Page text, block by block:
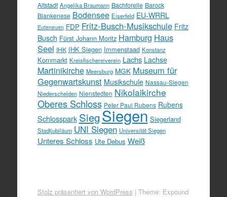
Altstadt Angelika Braumann Bachforelle Barock
Blankenese Bodensee Eiserfeld EU-WRRL
Euteneuen FDP Fritz-Busch-Musikschule Fritz
Busch Fürst Johann Moritz Hamburg Haus
Seel IHK IHK Siegen Immenstaad Konstanz
Kornmarkt Kreisfischereiverein Lachs Lachse
Martinikirche Meersburg MGK Museum für
Gegenwartskunst Musikschule Nassau-Siegen
Niederschelden Nienstedten Nikolaikirche
Oberes Schloss Peter Paul Rubens Rubens
Schlosspark SiegSiegen Siegerland
Stadtjubiläum UNI Siegen Universität Siegen
Unteres Schloss Ute Debus Weiß
Stolz präsentiert von WordPress | Theme: Expound